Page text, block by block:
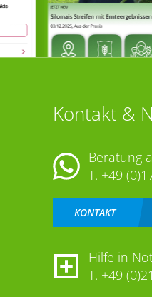
Kontakt &
Beratung
T. +49
KONTAKT
Hilfe in
T. +49